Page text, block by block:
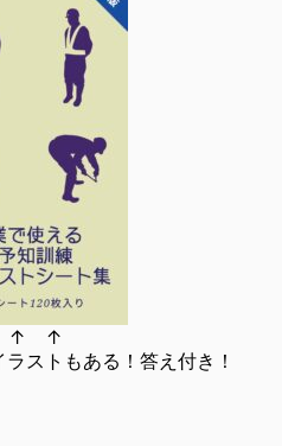
↑ ↑
ストもある！答え付き！